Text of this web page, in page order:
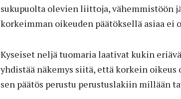
sukupuolta olevien liittoja, vähemmistöön
korkeimman oikeuden päätöksellä asiaa ei
Kyseiset neljä tuomaria laativat kukin
yhdistää näkemys siitä, että korkein
sen päätös perustu perustuslakiin millään